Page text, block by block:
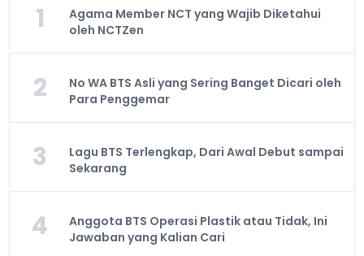
1
Agama Member NCT yang Wajib Diketahui
oleh NCTZen
2
No WA BTS Asli yang Sering Banget Dicari oleh
Para Penggemar
3
Lagu BTS Terlengkap, Dari Awal Debut sampai
Sekarang
4
Anggota BTS Operasi Plastik atau Tidak, Ini
Jawaban yang Kalian Cari